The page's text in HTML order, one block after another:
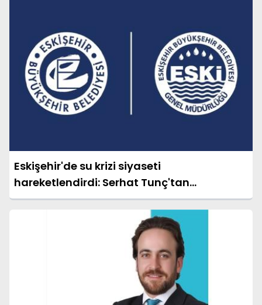
Eskişehir'de su krizi siyaseti
hareketlendirdi: Serhat Tunç'tan
belediyeye 'özür' çağrısı!